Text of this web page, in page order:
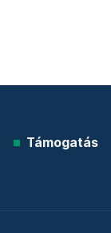
Támogatás